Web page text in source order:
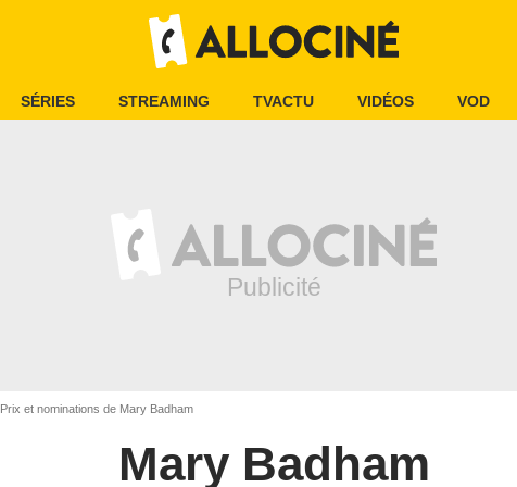
SÉRIES STREAMING TVACTU VIDÉOS VOD
Prix et nominations de Mary Badham
Mary Badham